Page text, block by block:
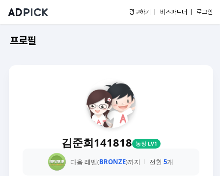
광고하기 | 비즈파트너 | 로그인
프로필
김준희141818 농장 LV1
다음 레벨(BRONZE)까지 전환5개